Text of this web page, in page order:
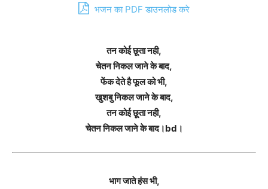
भजन का PDF डाउनलोड करे
तन कोई छूता नही,
चेतन निकल जाने के बाद,
फेंक देते है फूल को भी,
खुशबु निकल जाने के बाद,
तन कोई छूता नही,
चेतन निकल जाने के बाद।bd।
भाग जाते हंस भी,